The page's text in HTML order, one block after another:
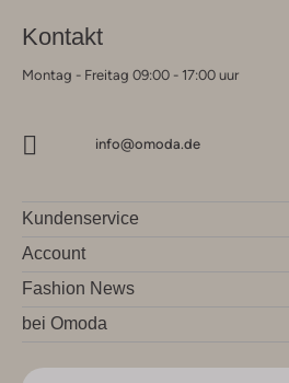
Kontakt
Montag - Freitag 09:00 - 17:00 uur
info@omoda.de
Kundenservice
Account
Fashion News
bei Omoda